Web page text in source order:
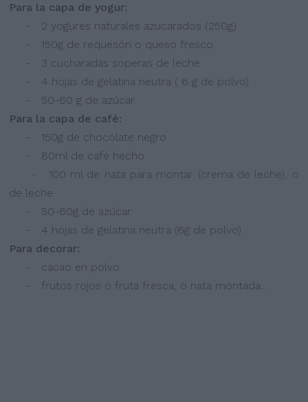
Para la capa de yogur:
- 2 yogures naturales azucarados (250g)
- 150g de requesón o queso fresco
- 3 cucharadas soperas de leche
- 4 hojas de gelatina neutra ( 6 g de polvo)
- 50-60 g de azúcar
Para la capa de café:
- 150g de chocolate negro
- 80ml de café hecho
- 100 ml de nata para montar (crema de leche), o
de leche
- 50-60g de azúcar
- 4 hojas de gelatina neutra (6g de polvo)
Para decorar:
- cacao en polvo
- frutos rojos o fruta fresca, o nata montada...